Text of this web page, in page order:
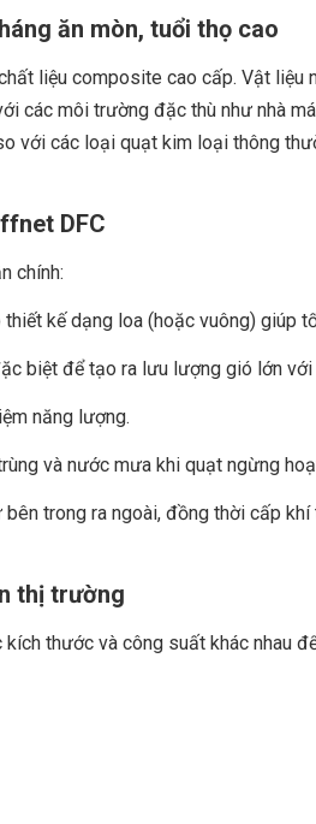
ăn mòn, tuổi thọ cao
liệu composite cao cấp. Vật liệu
các môi trường đặc thù như nhà
với các loại quạt kim loại thông
DFC
chính:
kế dạng loa (hoặc vuông) giúp
biệt để tạo ra lưu lượng gió lớn với
năng lượng.
và nước mưa khi quạt ngừng
trong ra ngoài, đồng thời cấp
thị trường
thước và công suất khác nhau